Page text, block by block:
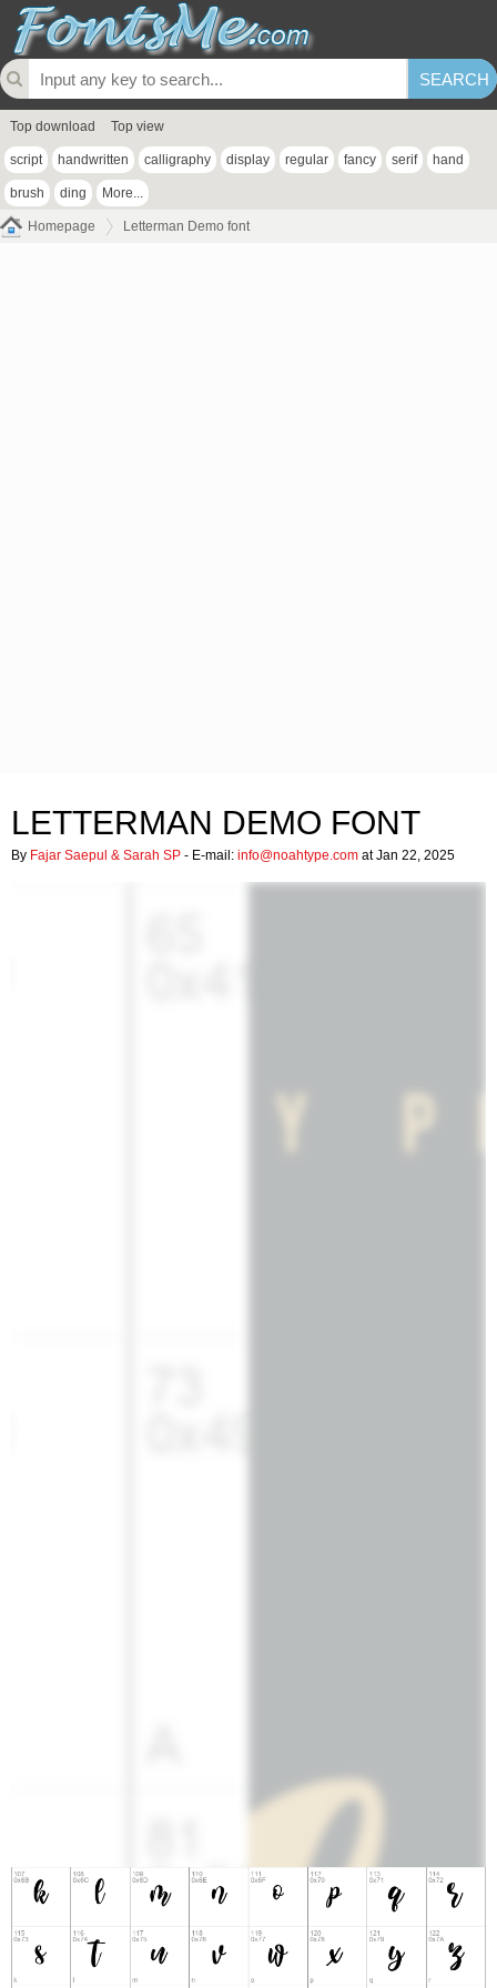
Top download Top view
script handwritten calligraphy display regular fancy serif hand
brush ding More...
Homepage Letterman Demo font
LETTERMAN DEMO FONT
By Fajar Saepul & Sarah SP - E-mail: info@noahtype.com at Jan 22, 2025